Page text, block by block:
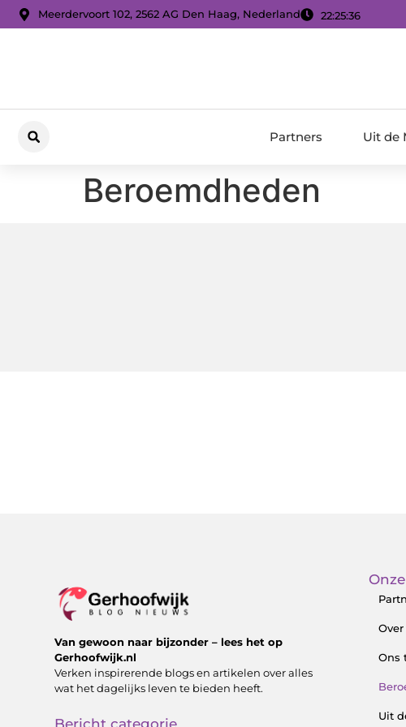
Meerdervoort 102, 2562 AG Den Haag, Nederland 22:25:36
Partners Uit de
Beroemdheden
Van gewoon naar bijzonder – lees het op
Gerhoofwijk.nl
Verken inspirerende blogs en artikelen over alles
wat het dagelijks leven te bieden heeft.
Bericht categorie
Over
Ons
Uit